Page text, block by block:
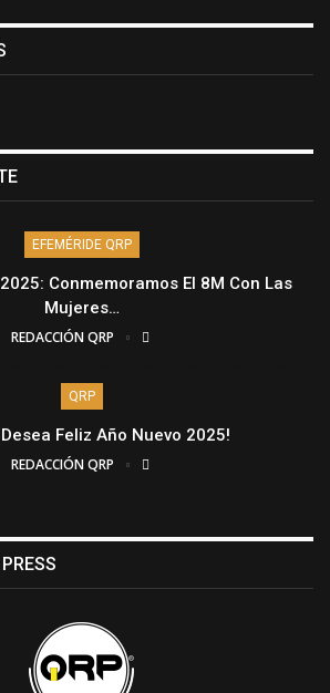
EFEMÉRIDE QRP
Conmemoramos El 8M Con Las
Mujeres…
REDACCIÓN QRP
QRP
Desea Feliz Año Nuevo 2025!
REDACCIÓN QRP